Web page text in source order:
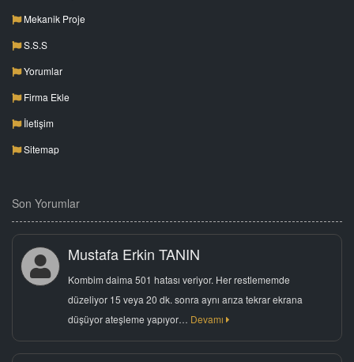
Mekanik Proje
S.S.S
Yorumlar
Firma Ekle
İletişim
Sitemap
Son Yorumlar
Mustafa Erkin TANIN
Kombim daima 501 hatası veriyor. Her restlememde
düzeliyor 15 veya 20 dk. sonra aynı arıza tekrar ekrana
düşüyor ateşleme yapıyor… Devamı